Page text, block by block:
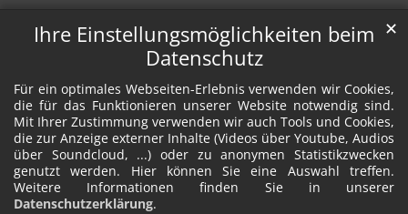
Ihre Einstellungsmöglichkeiten beim
Datenschutz
Für ein optimales Webseiten-Erlebnis verwenden wir Cookies,
die für das Funktionieren unserer Website notwendig sind.
Mit Ihrer Zustimmung verwenden wir auch Tools und Cookies,
die zur Anzeige externer Inhalte (Videos über Youtube, Audios
über Soundcloud, ...) oder zu anonymen Statistikzwecken
genutzt werden. Hier können Sie eine Auswahl treffen.
Weitere Informationen finden Sie in unserer
Datenschutzerklärung.
✕